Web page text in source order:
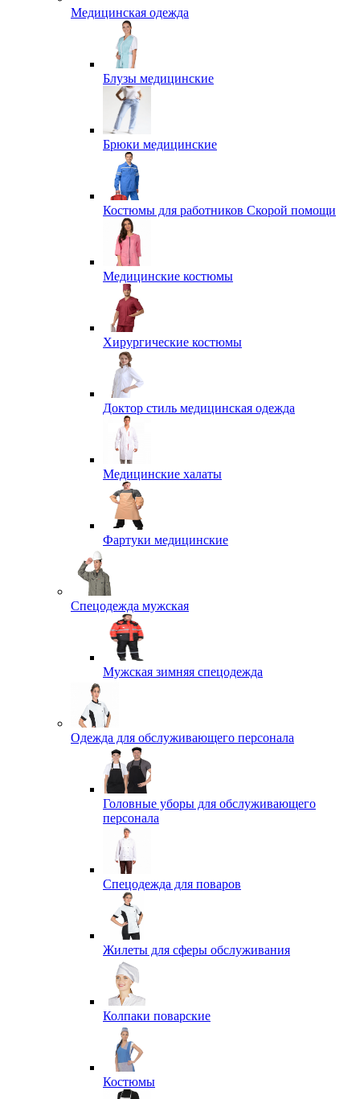
Медицинская одежда
Блузы медицинские
Брюки медицинские
Костюмы для работников Скорой помощи
Медицинские костюмы
Хирургические костюмы
Доктор стиль медицинская одежда
Медицинские халаты
Фартуки медицинские
Спецодежда мужская
Мужская зимняя спецодежда
Одежда для обслуживающего персонала
Головные уборы для обслуживающего
персонала
Спецодежда для поваров
Жилеты для сферы обслуживания
Колпаки поварские
Костюмы